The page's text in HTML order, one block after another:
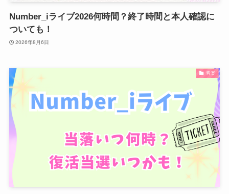
Number_iライブ2026何時間？終了時間と本人確認に
ついても！
2026年8月6日
音楽